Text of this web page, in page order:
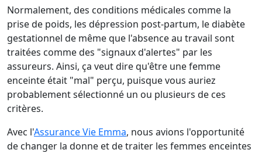
Normalement, des conditions médicales comme la
prise de poids, les dépression post-partum, le diabète
gestationnel de même que l'absence au travail sont
traitées comme des "signaux d'alertes" par les
assureurs. Ainsi, ça veut dire qu'être une femme
enceinte était "mal" perçu, puisque vous auriez
probablement sélectionné un ou plusieurs de ces
critères.
Avec l'Assurance Vie Emma, nous avions l'opportunité
de changer la donne et de traiter les femmes enceintes